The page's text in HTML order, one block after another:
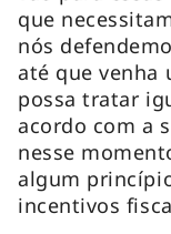
que
nós
até que venha
possa tratar
acordo com a
nesse
algum
incentivos